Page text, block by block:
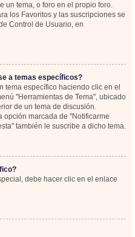
un tema, o foro en el propio foro.
los Favoritos y las suscripciones se
Control de Usuario, en
a temas específicos?
tema específico haciendo clic en el
"Herramientas de Tema", ubicado
de un tema de discusión.
opción marcada de "Notificarme
también le suscribe a dicho tema.
debe hacer clic en el enlace